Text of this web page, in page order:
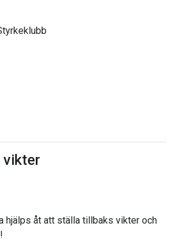
vikter
hjälps åt att ställa tillbaks vikter och